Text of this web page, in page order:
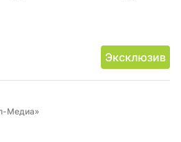
Эксклюзив
Медиа»